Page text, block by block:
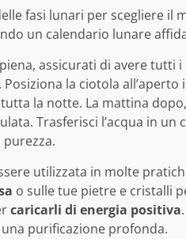
fasi lunari per scegliere il
un calendario lunare
assicurati di avere
la ciotola
la notte. La mattina
Trasferisci l’acqua in
utilizzata in molte
o sulle tue pietre e cristalli
caricarli di energia positiva
purificazione profonda.